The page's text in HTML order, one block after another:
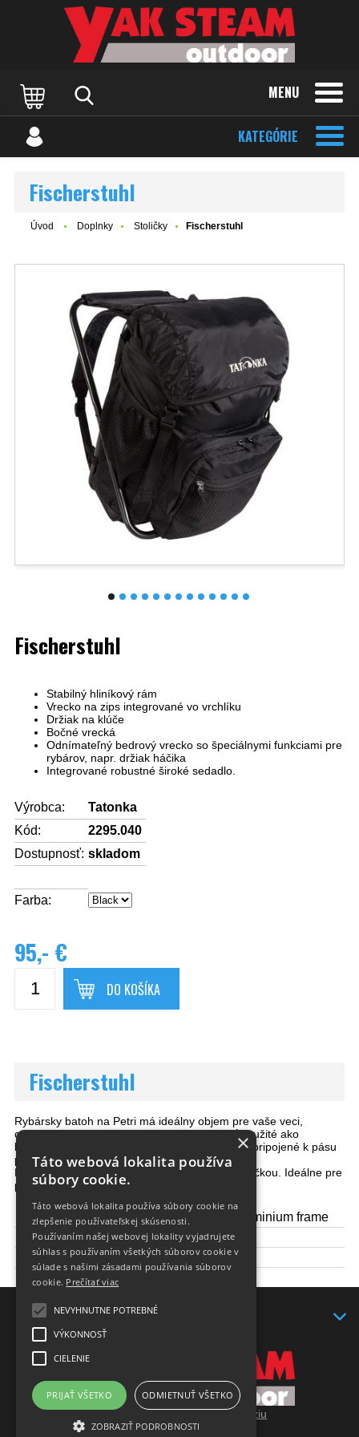
MENU
KATEGÓRIE
Fischerstuhl
Úvod Doplnky Stoličky Fischerstuhl
Fischerstuhl
Stabilný hliníkový rám
Vrecko na zips integrované vo vrchlíku
Držiak na klúče
Bočné vrecká
Odnímateľný bedrový vrecko so špeciálnymi funkciami pre
rybárov, napr. držiak háčika
Integrované robustné široké sedadlo.
Výrobca:
Tatonka
Kód:
2295.040
Dostupnosť: skladom
Farba:
95,- €
DO KOŠÍKA
Fischerstuhl
Rybársky batoh na Petri má ideálny objem pre vaše veci,
odnímateľné predné vrecko, ktoré môže byť použité ako
ladvinka.
Zariadenia či ďalšie vrecká môžu byť pripojené k pásu
pomocou popruh.
Batoh s objemom 20 litrov a integrovanou sedačkou. Ideálne pre
pešiu turistiku, rybárčenie, alebo na festivaloch.
Materiál:
420 HD Nylon, Aluminium frame
Hmotnosť(kg):
1,1 kg
Objem:
20 l
RECCO:
nie
Prepnúť zobrazenie na plnú verziu
Copyright 2017 - 2026 © yaksteam.sk
×
Táto webová lokalita používa
súbory cookie.
Táto webová lokalita používa súbory cookie na
zlepšenie používateľskej skúsenosti.
Používaním našej webovej lokality vyjadrujete
súhlas s používaním všetkých súborov cookie v
súlade s našimi zásadami používania súborov
cookie. Prečítať viac
NEVYHNUTNE POTREBNÉ
VÝKONNOSŤ
CIELENIE
PRIJAŤ VŠETKO ODMIETNUŤ VŠETKO
ZOBRAZIŤ PODROBNOSTI